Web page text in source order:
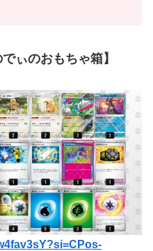
ぃのおもちゃ箱】